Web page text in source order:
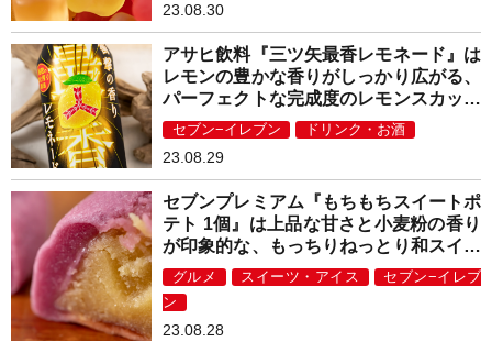
23.08.30
アサヒ飲料『三ツ矢最香レモネード』は
レモンの豊かな香りがしっかり広がる、
パーフェクトな完成度のレモンスカッシ
ュ！
セブン−イレブン ドリンク・お酒
23.08.29
セブンプレミアム『もちもちスイートポ
テト 1個』は上品な甘さと小麦粉の香り
が印象的な、もっちりねっとり和スイー
ツ！
グルメ スイーツ・アイス
セブン−イレブ
ン
23.08.28